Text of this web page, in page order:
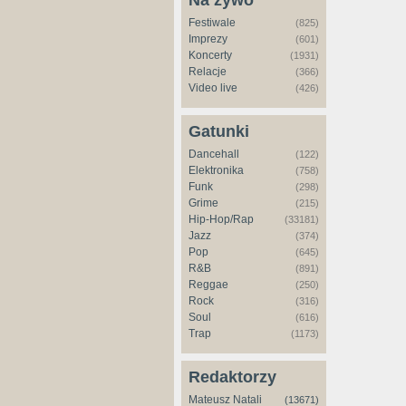
Festiwale (825)
Imprezy (601)
Koncerty (1931)
Relacje (366)
Video live (426)
Gatunki
Dancehall (122)
Elektronika (758)
Funk (298)
Grime (215)
Hip-Hop/Rap (33181)
Jazz (374)
Pop (645)
R&B (891)
Reggae (250)
Rock (316)
Soul (616)
Trap (1173)
Redaktorzy
Mateusz Natali (13671)